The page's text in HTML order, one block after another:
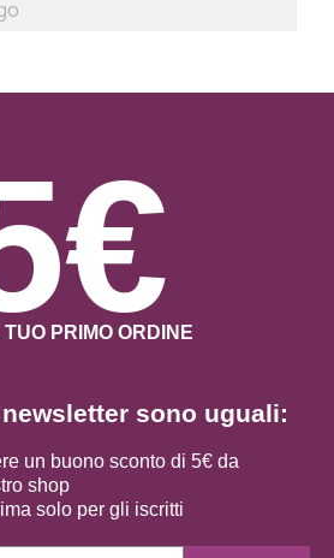
sono uguali:
un buono sconto di 5€ da
shop
solo per gli iscritti
TUO PRIMO ORDINE